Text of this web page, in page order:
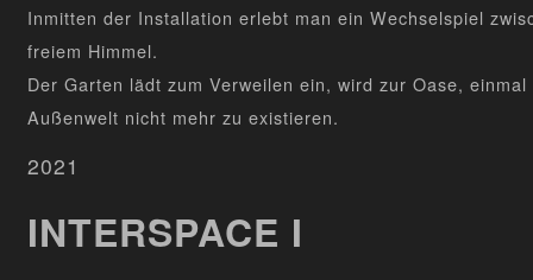
Inmitten der Installation erlebt man ein Wechselspiel
freiem Himmel.
Der Garten lädt zum Verweilen ein, wird zur Oase,
Außenwelt nicht mehr zu existieren.
2021
INTERSPACE I